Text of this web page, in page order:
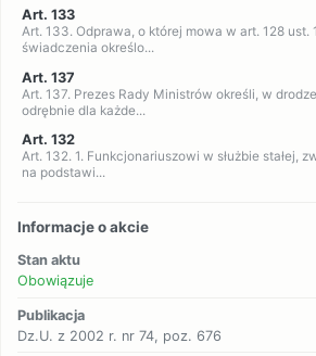
Art. 133
Art. 133. Odprawa, o której mowa w art. 128 ust.
świadczenia określo...
Art. 137
Art. 137. Prezes Rady Ministrów określi, w
odrębnie dla każde...
Art. 132
Art. 132. 1. Funkcjonariuszowi w służbie stałej,
na podstawi...
Informacje o akcie
Stan aktu
Obowiązuje
Publikacja
Dz.U. z 2002 r. nr 74, poz. 676